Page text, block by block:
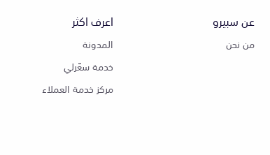
عن سبيرو
من نحن
اعرف اكثر
المدونة
خدمة سعّرلي
مركز خدمة العملاء